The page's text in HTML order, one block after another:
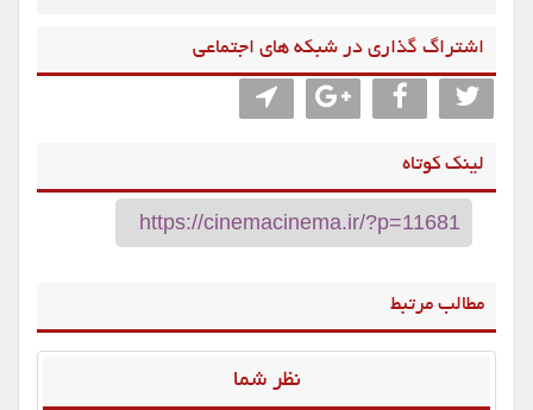
اشتراگ گذاری در شبکه های اجتماعی
لینک کوتاه
مطالب مرتبط
نظر شما